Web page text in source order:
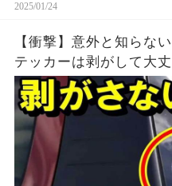
2025/01/24
【衝撃】意外と知らな
テッカーは剥がして大
に…！？知ってよかっ
題】